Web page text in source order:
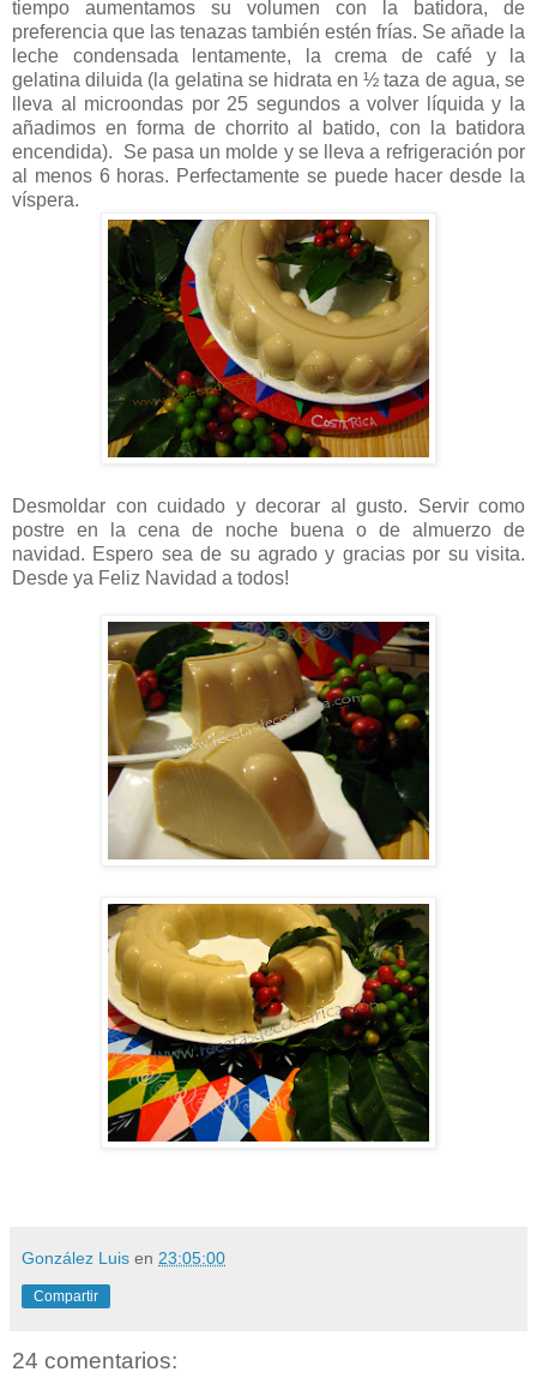
tiempo aumentamos su volumen con la batidora, de
preferencia que las tenazas también estén frías. Se añade la
leche condensada lentamente, la crema de café y la
gelatina diluida (la gelatina se hidrata en ½ taza de agua, se
lleva al microondas por 25 segundos a volver líquida y la
añadimos en forma de chorrito al batido, con la batidora
encendida). Se pasa un molde y se lleva a refrigeración por
al menos 6 horas. Perfectamente se puede hacer desde la
víspera.
Desmoldar con cuidado y decorar al gusto. Servir como
postre en la cena de noche buena o de almuerzo de
navidad. Espero sea de su agrado y gracias por su visita.
Desde ya Feliz Navidad a todos!
González Luis en 23:05:00
Compartir
24 comentarios: